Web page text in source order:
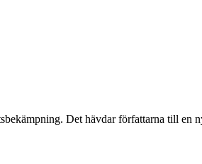
Det hävdar författarna till en